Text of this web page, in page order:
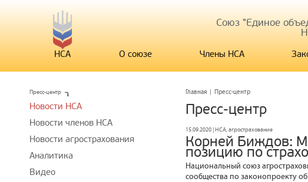
Союз "Единое
НСА О союзе Члены НСА
Главная | Пресс-центр
Пресс-центр
15.09.2020 | НСА, агрострахование
Корней Биждов:
позицию по
Национальный союз
сообщества по законопроекту
Пресс-центр
Новости НСА
Новости членов НСА
Новости агрострахования
Аналитика
Видео